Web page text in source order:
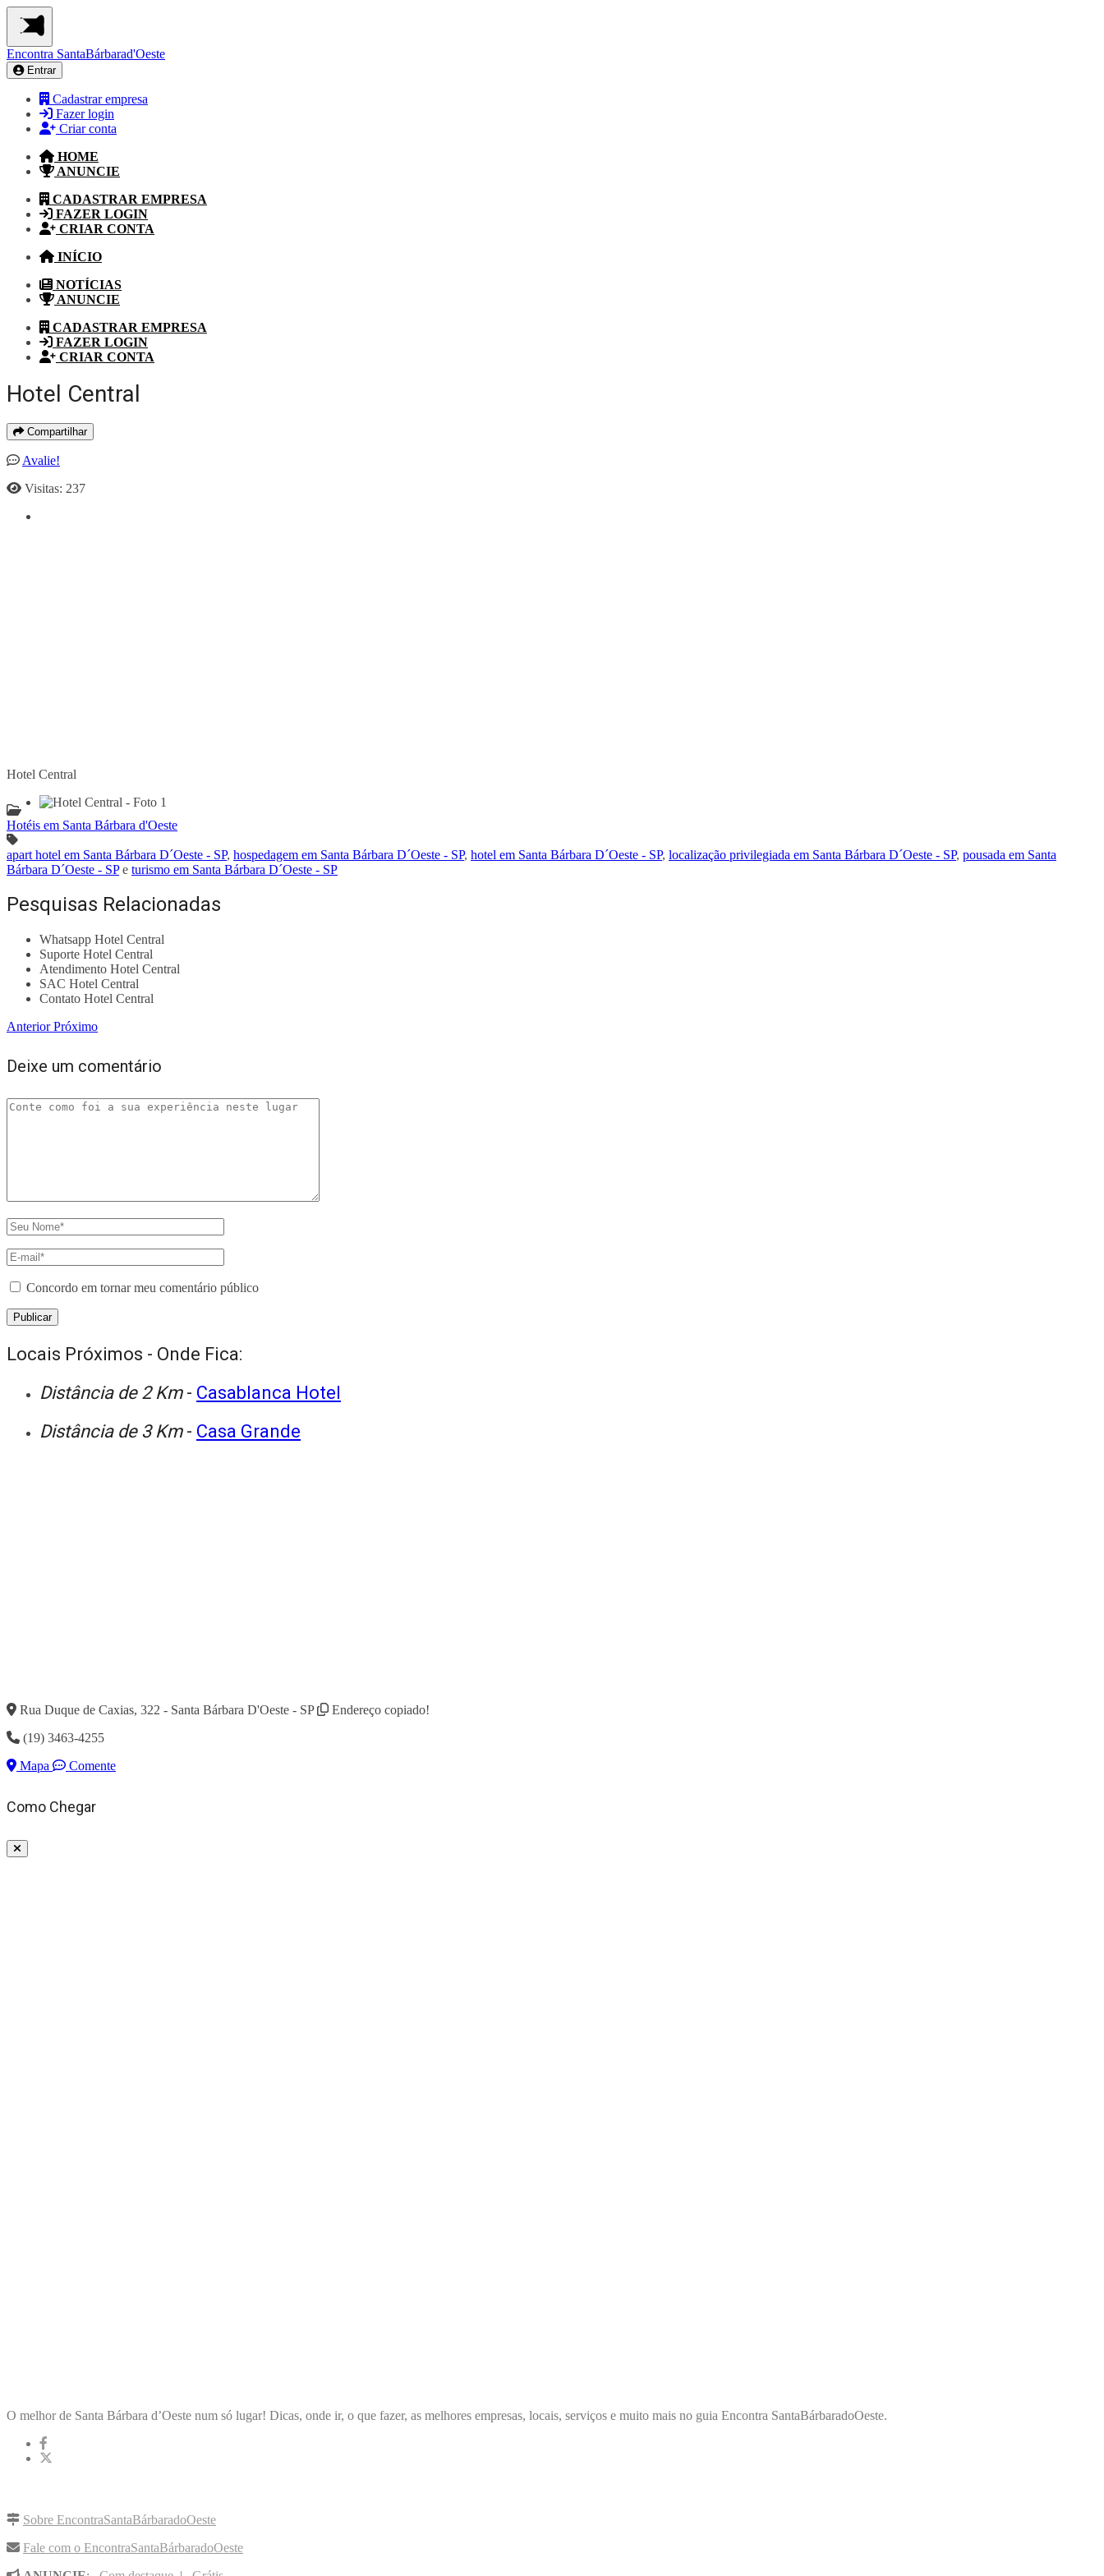
Encontra SantaBárbarad'Oeste
Entrar
Cadastrar empresa
Fazer login
Criar conta
HOME
ANUNCIE
CADASTRAR EMPRESA
FAZER LOGIN
CRIAR CONTA
INÍCIO
NOTÍCIAS
ANUNCIE
CADASTRAR EMPRESA
FAZER LOGIN
CRIAR CONTA
Hotel Central
Compartilhar
Avalie!
Visitas: 237
Hotel Central
Hotéis em Santa Bárbara d'Oeste
apart hotel em Santa Bárbara D´Oeste - SP, hospedagem em Santa Bárbara D´Oeste - SP, hotel em Santa Bárbara D´Oeste - SP, localização privilegiada em Santa Bárbara D´Oeste - SP, pousada em Santa
Bárbara D´Oeste - SPe turismo em Santa Bárbara D´Oeste - SP
Pesquisas Relacionadas
Whatsapp Hotel Central
Suporte Hotel Central
Atendimento Hotel Central
SAC Hotel Central
Contato Hotel Central
AnteriorPróximo
Deixe um comentário
Concordo em tornar meu comentário público
Locais Próximos - Onde Fica:
Distância de 2 Km - Casablanca Hotel
Distância de 3 Km - Casa Grande
Rua Duque de Caxias, 322 - Santa Bárbara D'Oeste - SP
Endereço copiado!
(19) 3463-4255
Mapa
Comente
Como Chegar
O melhor de Santa Bárbara d’Oeste num só lugar! Dicas, onde ir, o que fazer, as melhores empresas, locais, serviços e muito mais no guia Encontra SantaBárbaradoOeste.
Sobre EncontraSantaBárbaradoOeste
Fale com o EncontraSantaBárbaradoOeste